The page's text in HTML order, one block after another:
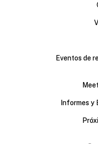
Eventos de
Informes y